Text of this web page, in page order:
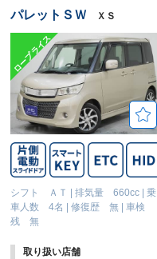
パレットＳＷ ＸＳ
シフト ＡＴ |排気量 660cc |乗
車人数 4名
|修復歴 無 |車検
残 無
取り扱い店舗